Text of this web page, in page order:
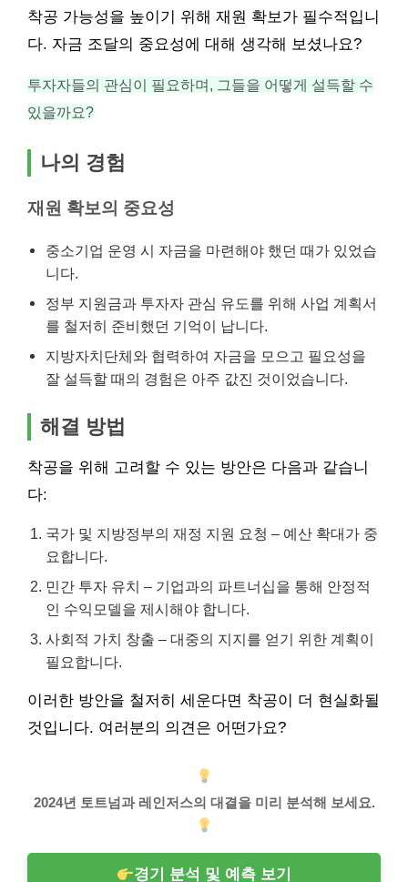
착공 가능성을 높이기 위해 재원 확보가 필수적입니
다. 자금 조달의 중요성에 대해 생각해 보셨나요?
투자자들의 관심이 필요하며, 그들을 어떻게 설득할 수
있을까요?
나의 경험
재원 확보의 중요성
중소기업 운영 시 자금을 마련해야 했던 때가 있었습
니다.
정부 지원금과 투자자 관심 유도를 위해 사업 계획서
를 철저히 준비했던 기억이 납니다.
지방자치단체와 협력하여 자금을 모으고 필요성을
잘 설득할 때의 경험은 아주 값진 것이었습니다.
해결 방법
착공을 위해 고려할 수 있는 방안은 다음과 같습니
다:
국가 및 지방정부의 재정 지원 요청 – 예산 확대가 중
요합니다.
민간 투자 유치 – 기업과의 파트너십을 통해 안정적
인 수익모델을 제시해야 합니다.
사회적 가치 창출 – 대중의 지지를 얻기 위한 계획이
필요합니다.
이러한 방안을 철저히 세운다면 착공이 더 현실화될
것입니다. 여러분의 의견은 어떤가요?
2024년 토트넘과 레인저스의 대결을 미리 분석해 보세요.
경기 분석 및 예측 보기